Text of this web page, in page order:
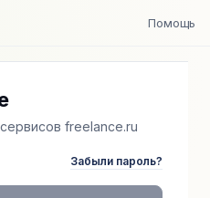
Помощь
freelance.ru
Забыли пароль?